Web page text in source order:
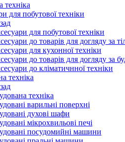
техніка
для побутової техніки
для побутової техніки
до товарів для догляду за
для кухонної техніки
до товарів для догляду за
до кліматичнної техніки
техніка
техніка
варильні поверхні
духові шафи
мікрохвильові печі
посудомийні машини